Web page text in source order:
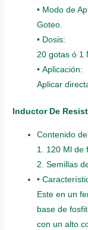
• Modo de
Goteo.
• Dosis:
20 gotas ó 1
• Aplicación:
Aplicar
Inductor De
Contenido
1. 120 Ml de
2. Semillas
•
Este en un
base de
con un alto